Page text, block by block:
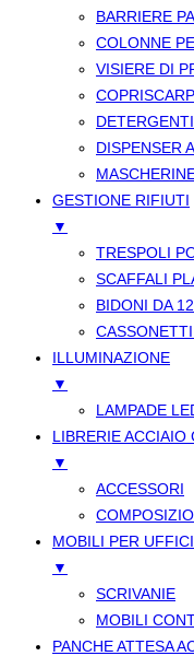
BARRIERE
COLONNE
VISIERE DI
DISPENSER
GESTIONE RIFIUTI
▼
TRESPOLI
SCAFFALI
BIDONI DA
ILLUMINAZIONE
▼
LAMPADE
LIBRERIE ACCIAIO
▼
ACCESSORI
MOBILI PER
▼
SCRIVANIE
MOBILI
PANCHE ATTESA